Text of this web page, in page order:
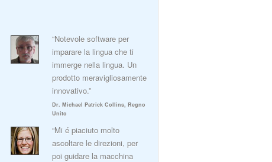
“Notevole software per
imparare la lingua che ti
immerge nella lingua. Un
prodotto meravigliosamente
innovativo.”
Dr. Michael Patrick Collins, Regno
Unito
“Mi é piaciuto molto
ascoltare le direzioni, per
poi guidare la macchina